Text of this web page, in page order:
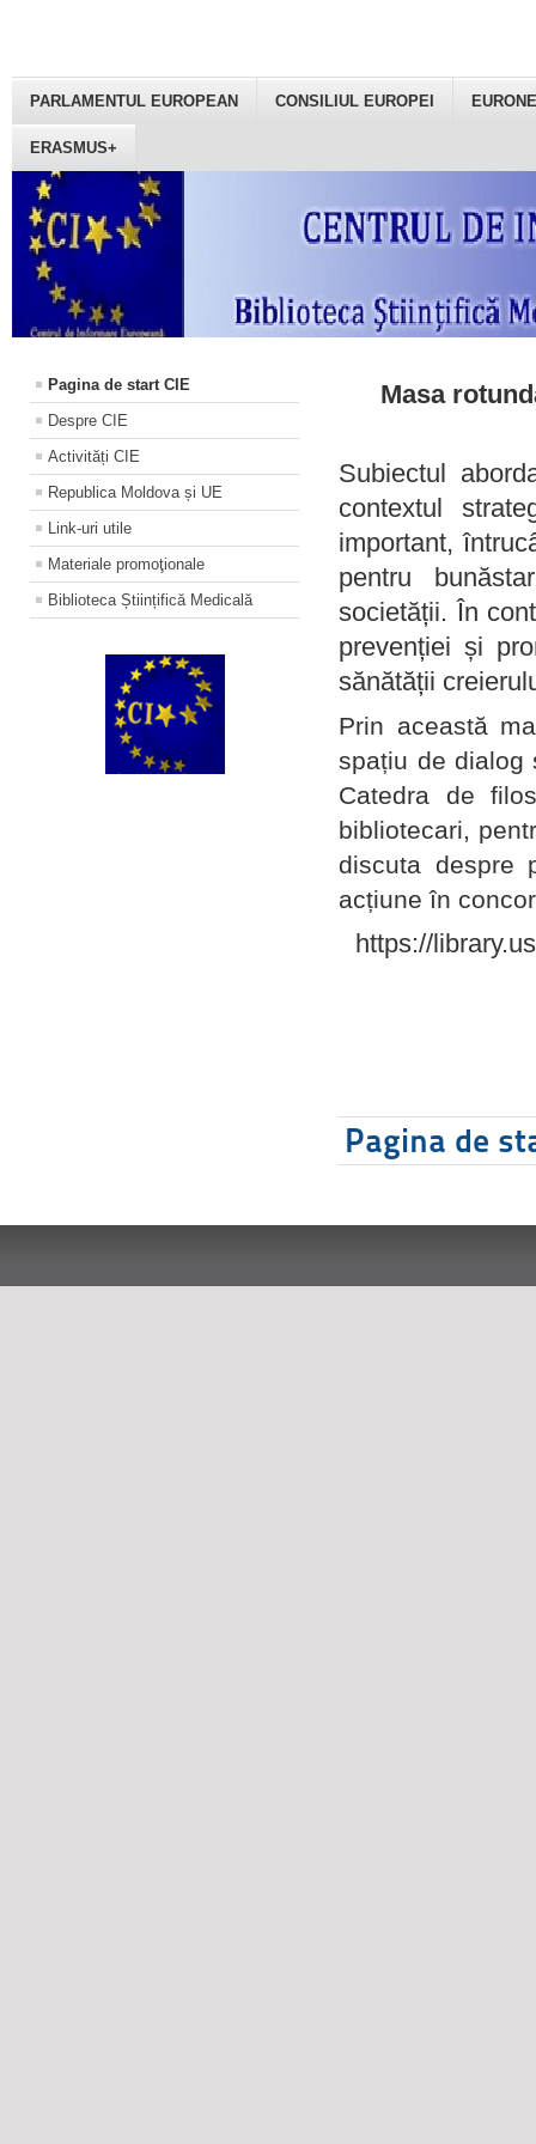
PARLAMENTUL EUROPEAN CONSILIUL EUROPEI
ERASMUS+
Pagina de start CIE
Despre CIE
Activități CIE
Republica Moldova și UE
Link-uri utile
Materiale promoţionale
Biblioteca Științifică Medicală
Masa
Subiectul
contextul
important,
pentru
societății. În
prevenției și
sănătății
Prin această
spațiu de dialog
Catedra de
bibliotecari,
discuta despre
acțiune în
https://
Pagina de